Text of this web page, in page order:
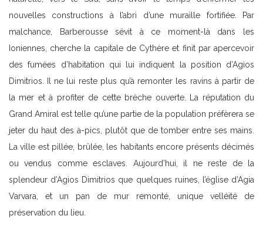
nouvelles constructions à l’abri d’une muraille fortifiée. Par
malchance, Barberousse sévit à ce moment-là dans les
Ioniennes, cherche la capitale de Cythère et finit par apercevoir
des fumées d’habitation qui lui indiquent la position d’Agios
Dimitrios. Il ne lui reste plus qu’à remonter les ravins à partir de
la mer et à profiter de cette brèche ouverte. La réputation du
Grand Amiral est telle qu’une partie de la population préfèrera se
jeter du haut des à-pics, plutôt que de tomber entre ses mains.
La ville est pillée, brûlée, les habitants encore présents décimés
ou vendus comme esclaves. Aujourd’hui, il ne reste de la
splendeur d’Agios Dimitrios que quelques ruines, l’église d’Agia
Varvara, et un pan de mur remonté, unique velléité de
préservation du lieu.